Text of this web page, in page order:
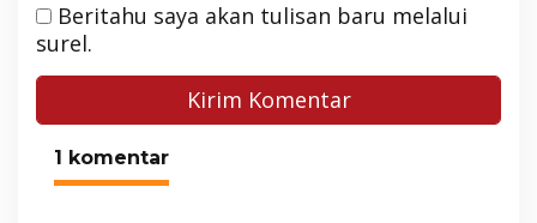
Beritahu saya akan tulisan baru melalui
surel.
1 komentar